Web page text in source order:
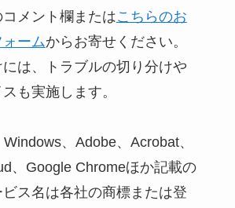
メント欄またはこちらのお
ームからお寄せください。
は、トラブルの切り分けや
も実施します。
、Adobe、Acrobat、
、Google Chromeほか記載の
ス名は各社の商標または登